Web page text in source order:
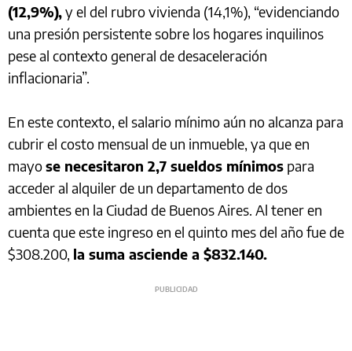
(12,9%),y el del rubro vivienda (14,1%), “evidenciando
una presión persistente sobre los hogares inquilinos
pese al contexto general de desaceleración
inflacionaria”.
En este contexto, el salario mínimo aún no alcanza para
cubrir el costo mensual de un inmueble, ya que en
mayose necesitaron 2,7 sueldos mínimos para
acceder al alquiler de un departamento de dos
ambientes en la Ciudad de Buenos Aires. Al tener en
cuenta que este ingreso en el quinto mes del año fue de
$308.200, la suma asciende a $832.140.